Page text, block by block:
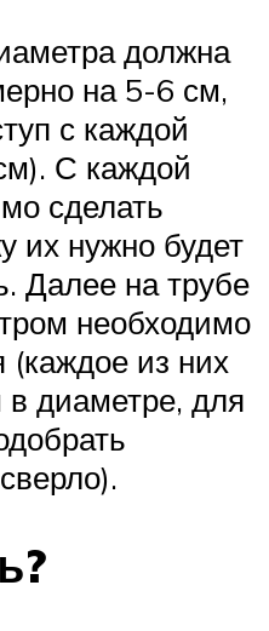
должна
на 5-6 см,
с каждой
С каждой
сделать
их нужно будет
Далее на трубе
необходимо
(каждое из них
диаметре, для